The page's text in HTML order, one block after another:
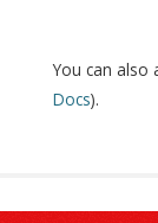
You can also
Docs).